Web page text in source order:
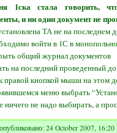
1ска стала говорить,
и ни один документ не
ТА не на последнем
войти в 1С в
общий журнал документов
на последний проведенный
правой кнопкой мыши на этом
меню выбрать
ничего не надо выбирать, а
опубликовано: 24 October 2007, 16:20